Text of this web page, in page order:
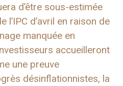
d’être sous-estimée
l’IPC d’avril en raison de
manquée en
accueilleront
une preuve
désinflationnistes, la